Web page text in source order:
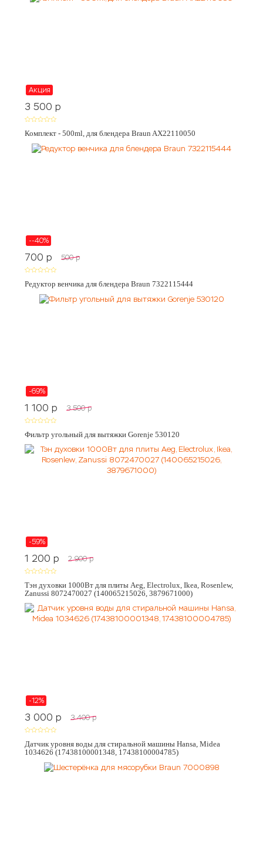
Акция
3 500 p
Комплект - 500ml, для блендера Braun AX22110050
--40%
700 p 500 p
Редуктор венчика для блендера Braun 7322115444
-69%
1 100 p 3 500 p
Фильтр угольный для вытяжки Gorenje 530120
-59%
1 200 p 2 900 p
Тэн духовки 1000Вт для плиты Aeg, Electrolux, Ikea, Rosenlew,
Zanussi 8072470027 (140065215026, 3879671000)
-12%
3 000 p 3 400 p
Датчик уровня воды для стиральной машины Hansa, Midea
1034626 (17438100001348, 17438100004785)